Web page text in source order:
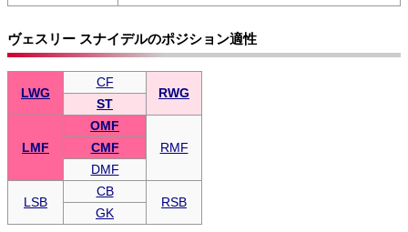
ヴェスリー スナイデルのポジション適性
LWG
CF
RWG
ST
LMF
OMF
RMF
CMF
DMF
LSB
CB
RSB
GK